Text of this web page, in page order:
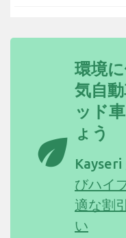
eco
環境
気自
ッド
ょう
Kayseri
びハイ
適な割
い